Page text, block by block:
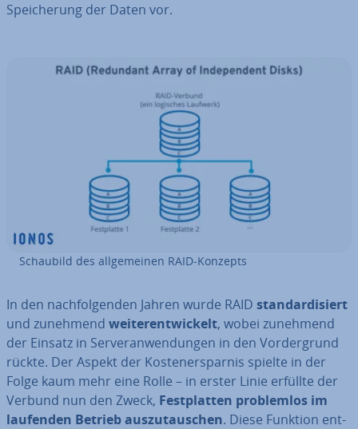
Spei­che­rung der Daten vor.
Schaubild des all­ge­mei­nen RAID-Konzepts
In den nach­fol­gen­den Jahren wurde RAID stan­dar­di­siert
und zunehmend wei­ter­ent­wi­ckelt, wobei zunehmend
der Einsatz in Ser­ver­an­wen­dun­gen in den Vor­der­grund
rückte. Der Aspekt der Kos­ten­er­spar­nis spielte in der
Folge kaum mehr eine Rolle – in erster Linie erfüllte der
Verbund nun den Zweck, Fest­plat­ten pro­blem­los im
laufenden Betrieb aus­zu­tau­schen. Diese Funktion ent­